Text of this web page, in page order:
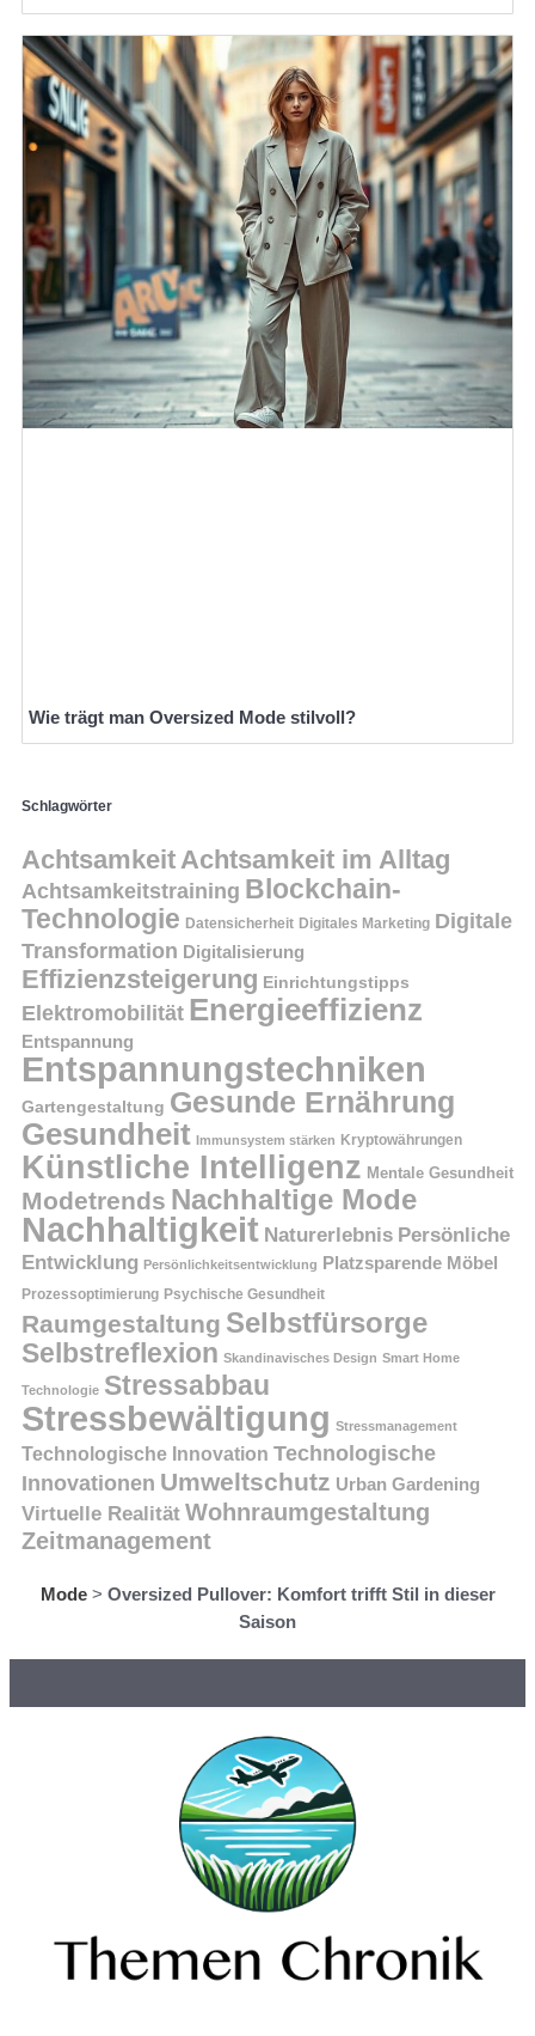
Wie trägt man Oversized Mode stilvoll?
Schlagwörter
Achtsamkeit Achtsamkeit im Alltag
Achtsamkeitstraining Blockchain-
Technologie Datensicherheit Digitales Marketing Digitale
Transformation Digitalisierung
Effizienzsteigerung Einrichtungstipps
Elektromobilität Energieeffizienz
Entspannung
Entspannungstechniken
Gartengestaltung Gesunde Ernährung
Gesundheit Immunsystem stärken Kryptowährungen
Künstliche Intelligenz Mentale Gesundheit
Modetrends Nachhaltige Mode
Nachhaltigkeit Naturerlebnis Persönliche
Entwicklung Persönlichkeitsentwicklung Platzsparende Möbel
Prozessoptimierung Psychische Gesundheit
Raumgestaltung Selbstfürsorge
Selbstreflexion Skandinavisches Design Smart Home
Technologie Stressabbau
Stressbewältigung Stressmanagement
Technologische Innovation Technologische
Innovationen Umweltschutz Urban Gardening
Virtuelle Realität Wohnraumgestaltung
Zeitmanagement
Mode> Oversized Pullover: Komfort trifft Stil in dieser
Saison